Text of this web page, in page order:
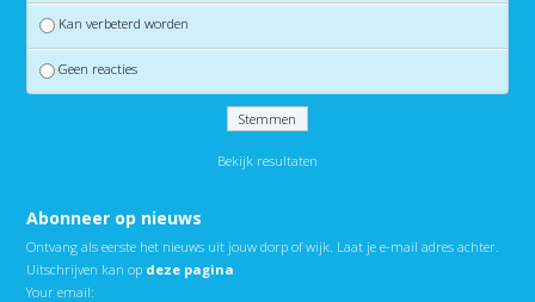
Kan verbeterd worden
Geen reacties
Bekijk resultaten
Abonneer op nieuws
Ontvang als eerste het nieuws uit jouw dorp of wijk. Laat je e-mail adres achter.
Uitschrijven kan op deze pagina
Your email: